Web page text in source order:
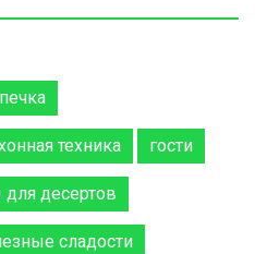
техника гости
десертов
сладости